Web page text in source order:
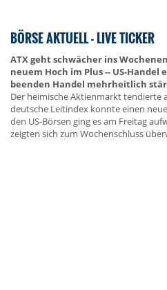
BÖRSE AKTUELL - LIVE TICKER
ATX geht schwächer ins
neuem Hoch im Plus -- US-Handel
beenden Handel mehrheitlich
Der heimische Aktienmarkt tendierte
deutsche Leitindex konnte einen
den US-Börsen ging es am Freitag
zeigten sich zum Wochenschluss